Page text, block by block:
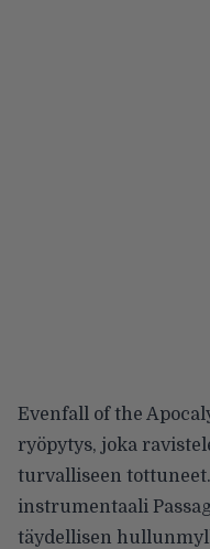
Evenfall of the
ryöpytys, joka
turvalliseen
instrumentaali
täydellisen